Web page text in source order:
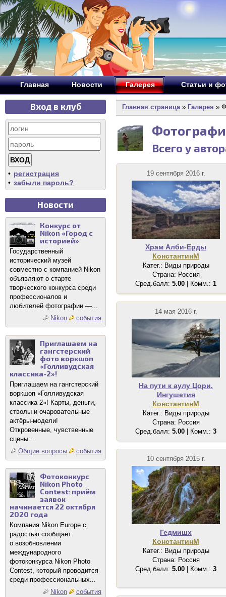
Главная Новости Галерея Статьи и
Вход в клуб
• регистрация
• забыли пароль?
Новости
Конкурс от
Nikon «Город с
историей»
Государственный
исторический музей
совместно с компанией Nikon
объявляют о старте
творческого конкурса среди
профессионалов и
любителей фотографии —...
Nikon
события
Приглашаем на
гангстерский
фото воркшоп
«Голливудская
классика-2»!
Приглашаем на гангстерский
воркшоп «Голливудская
классика-2»! Карты, деньги,
стволы и очаровательные
актёры-модели!
Откровенные, чувственные
сцены:...
Общие вопросы
события
Фотоконкурс
Nikon Photo
Contest: приём
заявок
начинается 22 октября
2020 года
Компания Nikon Europe с
радостью сообщает
о возобновлении
международного
фотоконкурса Nikon Photo
Contest, который проводится
среди профессиональных...
Nikon
события
Главная страница» Галерея »
Всего у
19 сентября 2016 г.
Храм Алби-Ерды
КонстантинМ
Катег.: Виды природы
Страна: Россия
Сред.балл: 5.00 | Комм.: 1
14 мая 2016 г.
На пути к аулу Цори.
Ингушетия
КонстантинМ
Катег.: Виды природы
Страна: Россия
Сред.балл: 5.00 | Комм.: 3
10 сентября 2015 г.
Гедмишх
КонстантинМ
Катег.: Виды природы
Страна: Россия
Сред.балл: 5.00 | Комм.: 3